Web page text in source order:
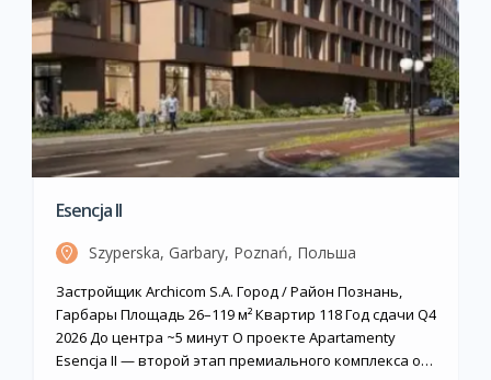
Esencja II
Szyperska, Garbary, Poznań, Польша
Застройщик Archicom S.A. Город / Район Познань,
Гарбары Площадь 26–119 м² Квартир 118 Год сдачи Q4
2026 До центра ~5 минут О проекте Apartamenty
Esencja II — второй этап премиального комплекса от